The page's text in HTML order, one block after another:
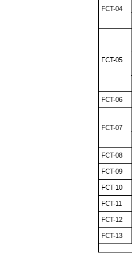
FCT-04
FCT-05
FCT-06
FCT-07
FCT-08
FCT-09
FCT-10
FCT-11
FCT-12
FCT-13